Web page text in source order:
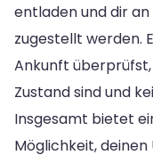
entladen und dir
zugestellt werden.
Ankunft
Zustand sind und
Insgesamt bietet
Möglichkeit,